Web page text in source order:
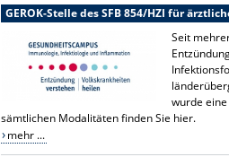
GEROK-Stelle des SFB 854/HZI für
Seit
wurde
sämtlichen Modalitäten finden Sie hier.
mehr ...